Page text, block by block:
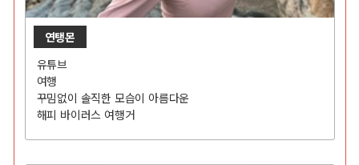
연탱몬
유튜브
여행
꾸밈없이 솔직한 모습이 아름다운
해피 바이러스 여행거